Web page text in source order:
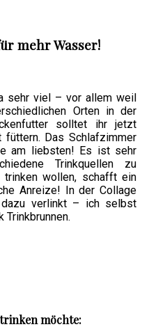
mehr Wasser!
sehr viel – vor allem weil
Orten in der
solltet ihr jetzt
Das Schlafzimmer
am liebsten! Es ist sehr
Trinkquellen zu
trinken wollen, schafft ein
Anreize! In der Collage
verlinkt – ich selbst
möchte: